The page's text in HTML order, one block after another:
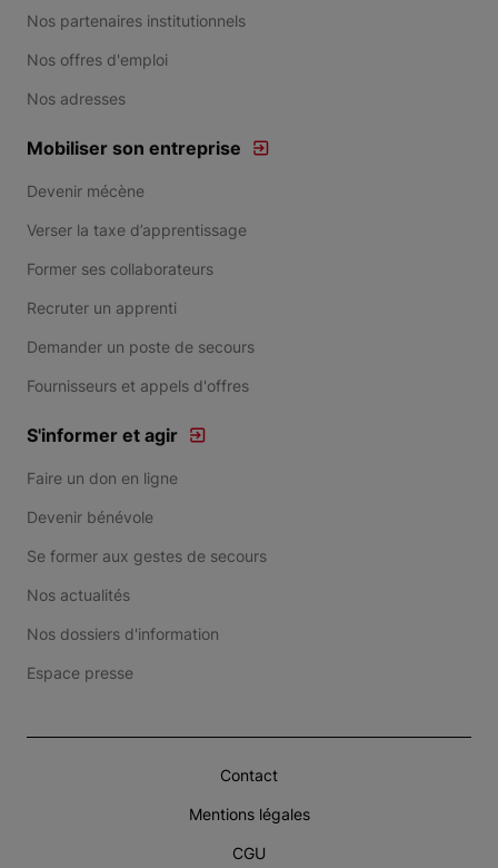
Nos partenaires institutionnels
Nos offres d'emploi
Nos adresses
Mobiliser son entreprise
Devenir mécène
Verser la taxe d’apprentissage
Former ses collaborateurs
Recruter un apprenti
Demander un poste de secours
Fournisseurs et appels d'offres
S'informer et agir
Faire un don en ligne
Devenir bénévole
Se former aux gestes de secours
Nos actualités
Nos dossiers d'information
Espace presse
Contact
Mentions légales
CGU